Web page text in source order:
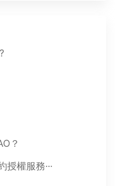
？
權服務···